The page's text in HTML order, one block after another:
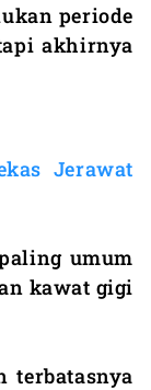
periode
akhirnya
Jerawat
umum
kawat gigi
terbatasnya